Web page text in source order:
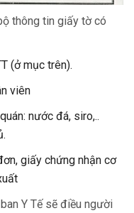
thông tin giấy tờ có
(ở mục trên).
viên
nước đá, siro,..
giấy chứng nhận cơ
Y Tế sẽ điều người